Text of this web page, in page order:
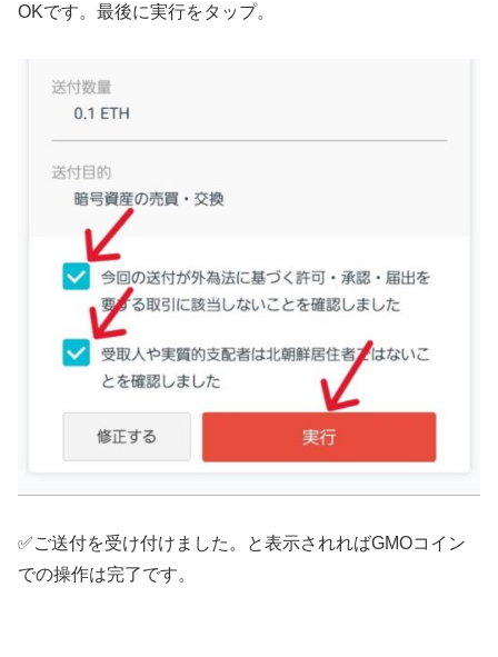
OKです。最後に実行をタップ。
✅ご送付を受け付けました。と表示されればGMOコイン
での操作は完了です。